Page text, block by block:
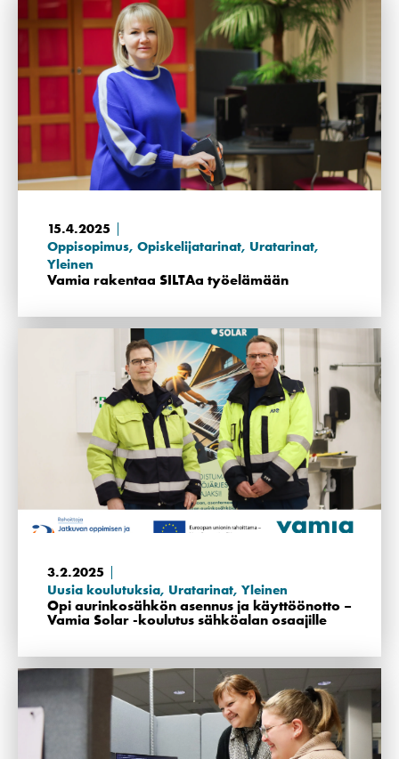
15.4.2025
Oppisopimus, Opiskelijatarinat, Uratarinat,
Yleinen
Vamia rakentaa SILTAa työelämään
3.2.2025
Uusia koulutuksia, Uratarinat, Yleinen
Opi aurinkosähkön asennus ja käyttöönotto –
Vamia Solar -koulutus sähköalan osaajille